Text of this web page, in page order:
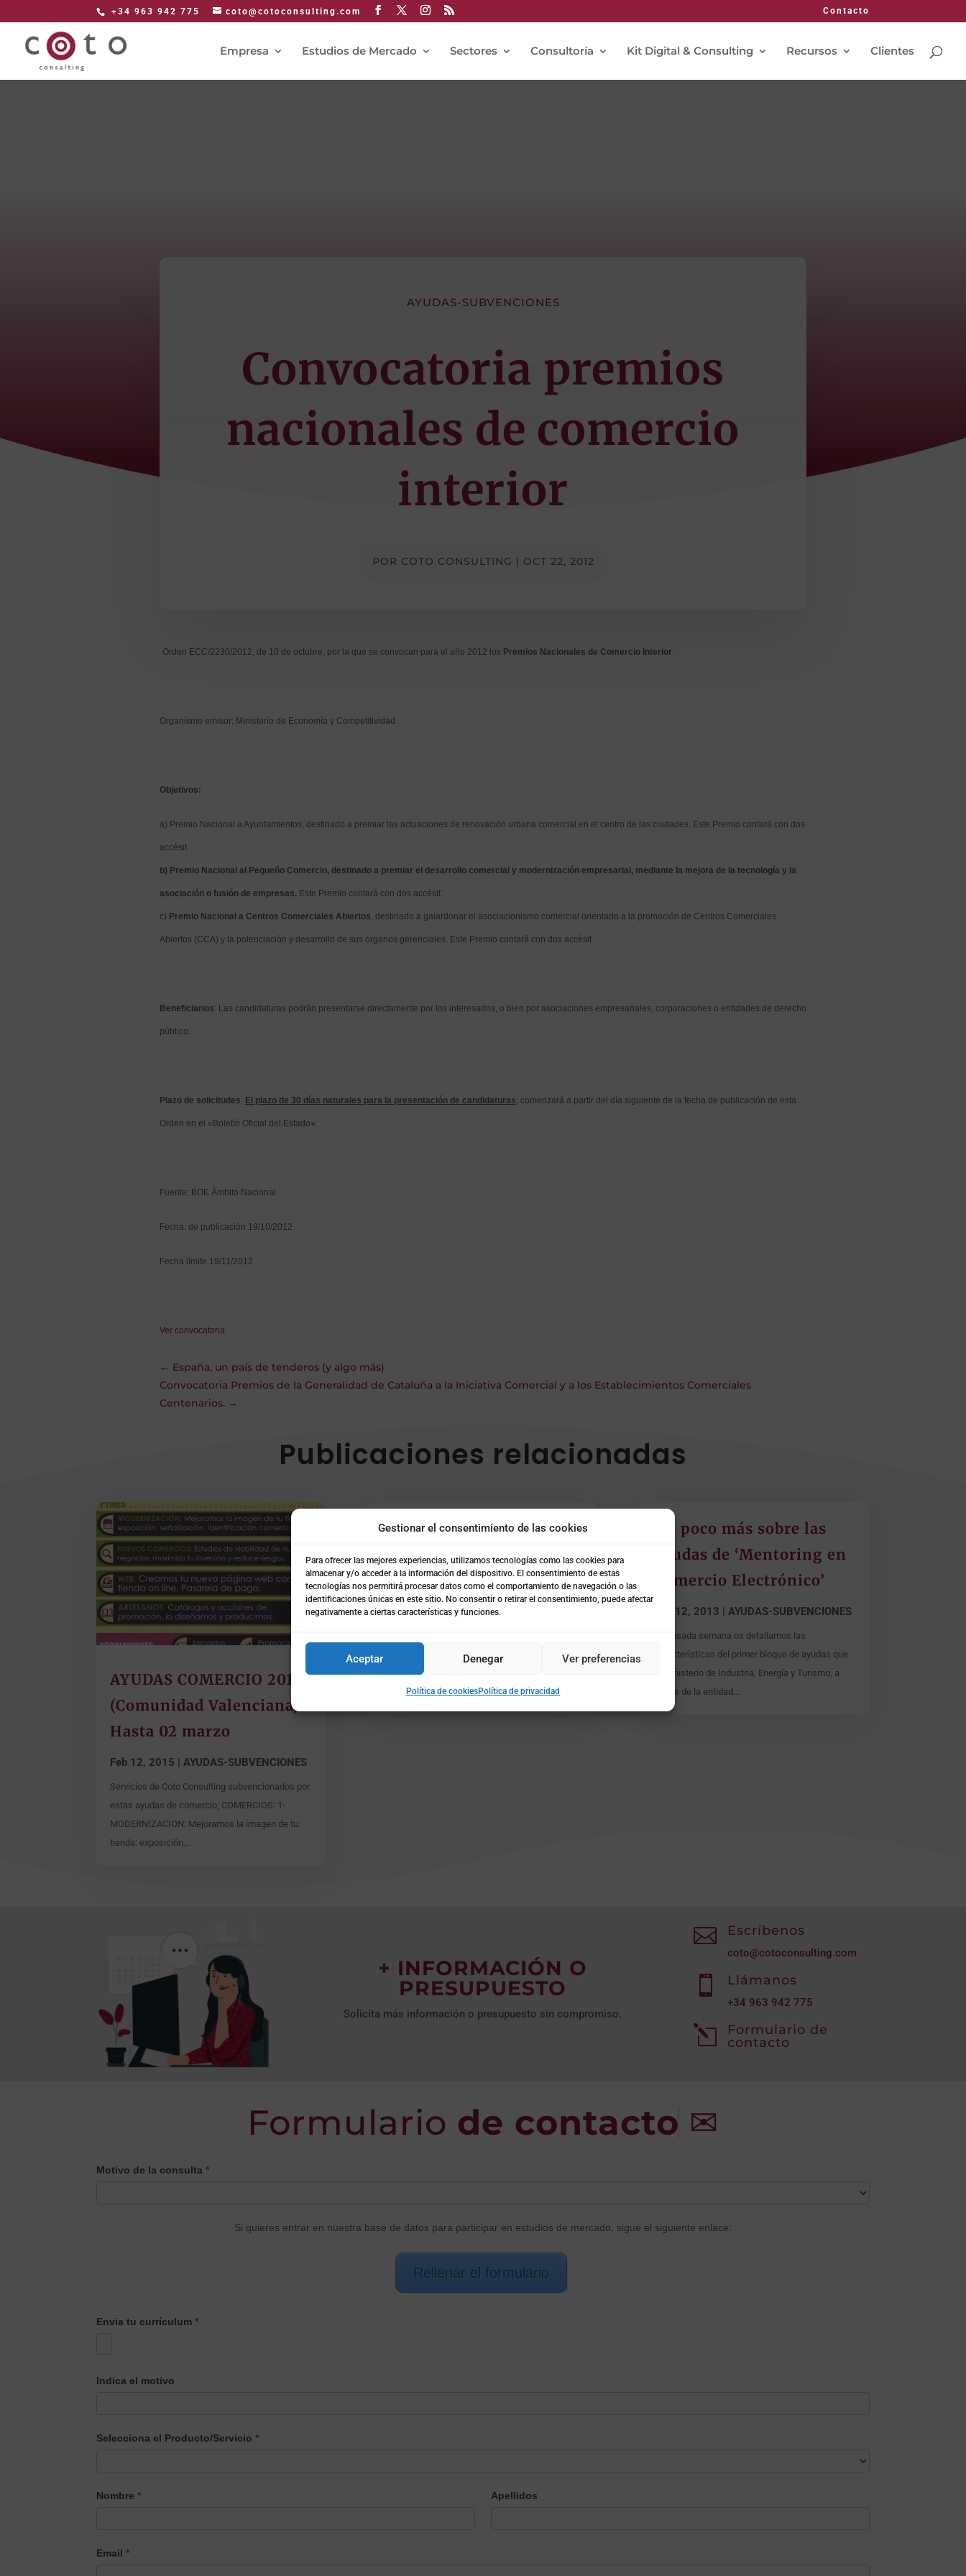
Gestionar el consentimiento de las cookies
Para ofrecer las mejores experiencias, utilizamos tecnologías como las cookies para
almacenar y/o acceder a la información del dispositivo. El consentimiento de estas
tecnologías nos permitirá procesar datos como el comportamiento de navegación o las
identificaciones únicas en este sitio. No consentir o retirar el consentimiento, puede afectar
negativamente a ciertas características y funciones.
Aceptar Denegar Ver preferencias
Política de cookiesPolítica de privacidad
+34 963 942 775 coto@cotoconsulting.com Contacto
Empresa Estudios de Mercado Sectores Consultoría Kit Digital & Consulting Recursos Clientes
AYUDAS-SUBVENCIONES
Convocatoria premios
nacionales de comercio
interior
POR COTO CONSULTING | OCT 22, 2012
Orden ECC/2230/2012, de 10 de octubre, por la que se convocan para el año 2012 los Premios Nacionales de Comercio Interior
Organismo emisor: Ministerio de Economía y Competitividad
Objetivos:
a) Premio Nacional a Ayuntamientos, destinado a premiar las actuaciones de renovación urbana comercial en el centro de las ciudades. Este Premio contará con dos
accésit.
b) Premio Nacional al Pequeño Comercio, destinado a premiar el desarrollo comercial y modernización empresarial, mediante la mejora de la tecnología y la
asociación o fusión de empresas. Este Premio contará con dos accésit.
c) Premio Nacional a Centros Comerciales Abiertos , destinado a galardonar el asociacionismo comercial orientado a la promoción de Centros Comerciales
Abiertos (CCA) y la potenciación y desarrollo de sus órganos gerenciales. Este Premio contará con dos accésit.
Beneficiarios: Las candidaturas podrán presentarse directamente por los interesados, o bien por asociaciones empresariales, corporaciones o entidades de derecho
público.
Plazo de solicitudes: El plazo de 30 días naturales para la presentación de candidaturas , comenzará a partir del día siguiente de la fecha de publicación de esta
Orden en el «Boletín Oficial del Estado».
Fuente: BOE Ámbito Nacional
Fecha: de publicación 19/10/2012
Fecha límite 19/11/2012
Ver convocatoria
← España, un país de tenderos (y algo más)
Convocatoria Premios de la Generalidad de Cataluña a la Iniciativa Comercial y a los Establecimientos Comerciales
Centenarios. →
Publicaciones relacionadas
AYUDAS COMERCIO 2015
(Comunidad Valenciana).
Hasta 02 marzo
Feb 12, 2015 |AYUDAS-SUBVENCIONES
Servicios de Coto Consulting subvencionados por
estas ayudas de comercio; COMERCIOS: 1-
MODERNIZACION: Mejoramos la imagen de tu
tienda: exposición,...
Convocatoria Fondo de
Ayuda al Comercio
Interior
Oct 2, 2013|AYUDAS-SUBVENCIONES
acogerse a la línea de financiación con cargo al
Fondo Financiero del Estado de Ayuda al
Comercio Interior La...
Un poco más sobre las
ayudas de ‘Mentoring en
Comercio Electrónico’
Sep 12, 2013 | AYUDAS-SUBVENCIONES
La pasada semana os detallamos las
características del primer bloque de ayudas que
el Ministerio de Industria, Energía y Turismo, a
través de la entidad...
+ INFORMACIÓN O
PRESUPUESTO
Solicita más información o presupuesto sin compromiso.
 Escríbenos
coto@cotoconsulting.com
 Llámanos
+34 963 942 775
l
Formulario de
contacto
Formulario de contacto ✉
CONTACTO
Motivo de la consulta*
Si quieres entrar en nuestra base de datos para participar en estudios de mercado, sigue el siguiente enlace:
Rellenar el formulario
Envia tu currículum*
Indica el motivo
Selecciona el Producto/Servicio*
el
Nombre* Apellidos
Email*